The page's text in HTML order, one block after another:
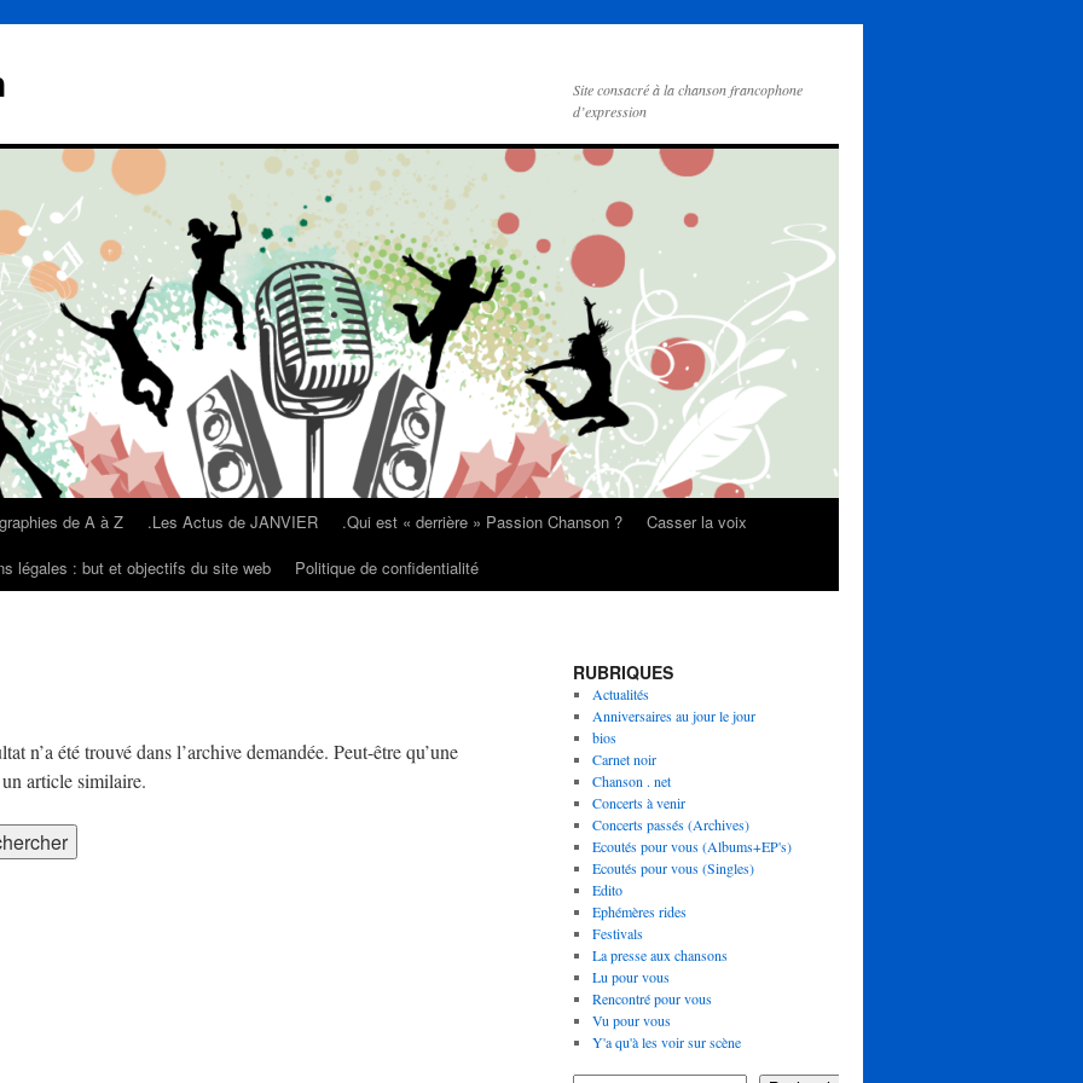
Site consacré à la chanson francophone
d’expression
de A à Z .Les Actus de JANVIER .Qui est « derrière » Passion Chanson ?
Casser la voix
légales : but et objectifs du site web Politique de confidentialité
n’a été trouvé dans l’archive demandée. Peut-être qu’une
article similaire.
RUBRIQUES
Actualités
Anniversaires au jour le jour
bios
Carnet noir
Chanson . net
Concerts à venir
Concerts passés (Archives)
Ecoutés pour vous (Albums+EP's)
Ecoutés pour vous (Singles)
Edito
Ephémères rides
Festivals
La presse aux chansons
Lu pour vous
Rencontré pour vous
Vu pour vous
Y'a qu'à les voir sur scène